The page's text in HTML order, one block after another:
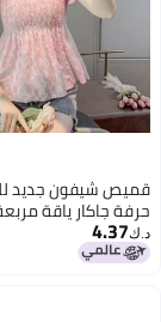
قميص شيفون جديد
حرفة جاكار ياقة
كوري تغطية البطن
أنيق حلو موضة نحيفة
د.ك‏4.37